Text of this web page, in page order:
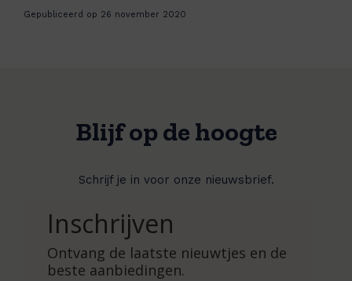
Gepubliceerd op 26 november 2020
Blijf op de hoogte
Schrijf je in voor onze nieuwsbrief.
Inschrijven
Ontvang de laatste nieuwtjes en de
beste aanbiedingen.